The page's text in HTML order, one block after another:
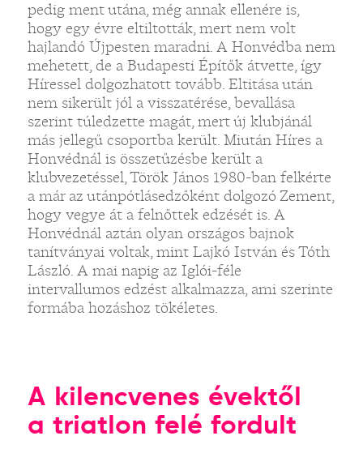
pedig ment utána, még annak ellenére is,
hogy egy évre eltiltották, mert nem volt
hajlandó Újpesten maradni. A Honvédba nem
mehetett, de a Budapesti Építők átvette, így
Híressel dolgozhatott tovább. Eltitása után
nem sikerült jól a visszatérése, bevallása
szerint túledzette magát, mert új klubjánál
más jellegű csoportba került. Miután Híres a
Honvédnál is összetűzésbe került a
klubvezetéssel, Török János 1980-ban felkérte
a már az utánpótlásedzőként dolgozó Zement,
hogy vegye át a felnőttek edzését is. A
Honvédnál aztán olyan országos bajnok
tanítványai voltak, mint Lajkó István és Tóth
László. A mai napig az Iglói-féle
intervallumos edzést alkalmazza, ami szerinte
formába hozáshoz tökéletes.
A kilencvenes évektől
a triatlon felé fordult